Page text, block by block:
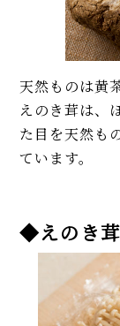
天然ものは黄
えのき茸は、
た目を天然も
ています。
◆えのき